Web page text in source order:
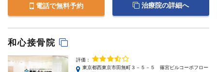
電話で無料予約 治療院の詳細へ
和心接骨院
評価：
東京都西東京市田無町３－５－５ 篠宮ビルコーポフロー